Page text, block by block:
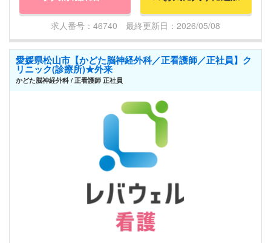
求人番号：46740 最終更新日：2026/05/08
愛媛県松山市【かどた脳神経外科／正看護師／正社員】ク
リニック(診療所)★外来
かどた脳神経外科 / 正看護師 正社員